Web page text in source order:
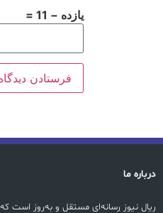
یازده − 11 =
درباره ما
ریال نیوز رسانه‌ای مستقل و به‌روز است که